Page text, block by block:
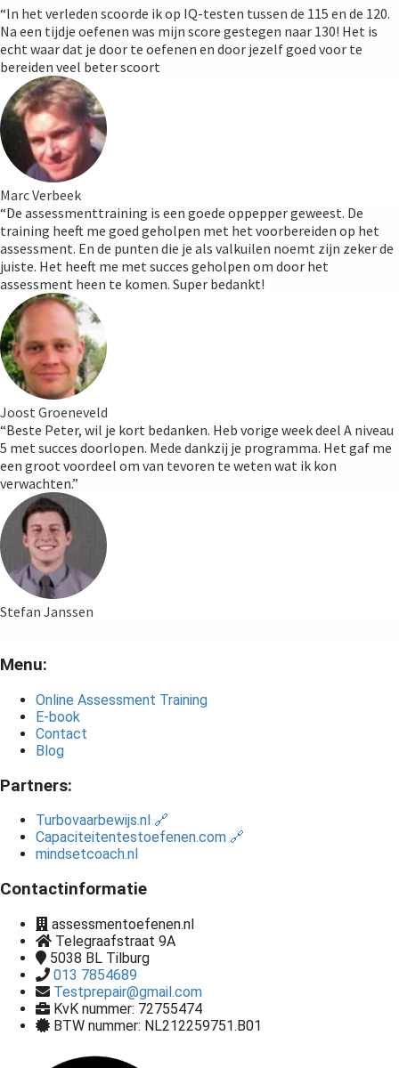
“In het verleden scoorde ik op IQ-testen tussen de 115 en de 120.
Na een tijdje oefenen was mijn score gestegen naar 130! Het is
echt waar dat je door te oefenen en door jezelf goed voor te
bereiden veel beter scoort
Marc Verbeek
“De assessmenttraining is een goede oppepper geweest. De
training heeft me goed geholpen met het voorbereiden op het
assessment. En de punten die je als valkuilen noemt zijn zeker de
juiste. Het heeft me met succes geholpen om door het
assessment heen te komen. Super bedankt!
Joost Groeneveld
“Beste Peter, wil je kort bedanken. Heb vorige week deel A niveau
5 met succes doorlopen. Mede dankzij je programma. Het gaf me
een groot voordeel om van tevoren te weten wat ik kon
verwachten.”
Stefan Janssen
Menu:
Online Assessment Training
E-book
Contact
Blog
Partners:
Turbovaarbewijs.nl 🔗
Capaciteitentestoefenen.com 🔗
mindsetcoach.nl
Contactinformatie
assessmentoefenen.nl
Telegraafstraat 9A
5038 BL Tilburg
013 7854689
Testprepair@gmail.com
KvK nummer: 72755474
BTW nummer: NL212259751.B01